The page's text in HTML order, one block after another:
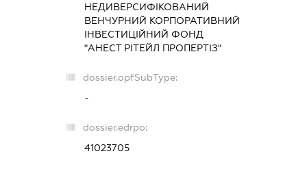
НЕДИВЕРСИФІКОВАНИЙ
ВЕНЧУРНИЙ КОРПОРАТИВНИЙ
ІНВЕСТИЦІЙНИЙ ФОНД
"АНЕСТ РІТЕЙЛ ПРОПЕРТІЗ"
dossier.opfSubType:
-
dossier.edrpo:
41023705